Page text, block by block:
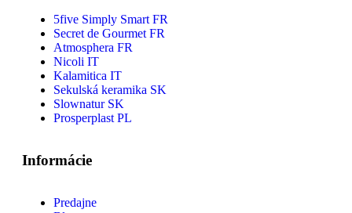
5five Simply Smart FR
Secret de Gourmet FR
Atmosphera FR
Nicoli IT
Kalamitica IT
Sekulská keramika SK
Slownatur SK
Prosperplast PL
Informácie
Predajne